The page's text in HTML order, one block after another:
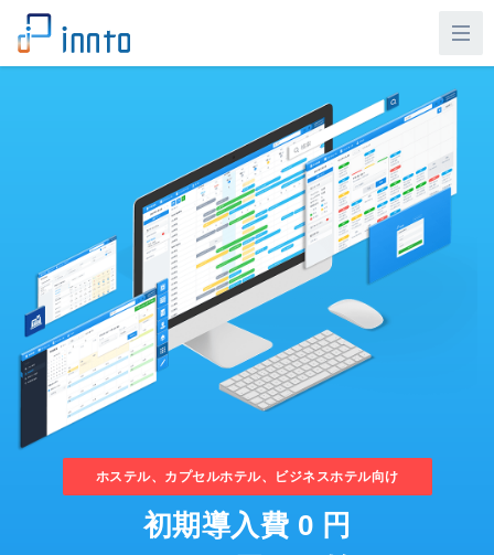
ホステル、カプセルホテル、ビジネスホテル向け
初期導入費 0 円